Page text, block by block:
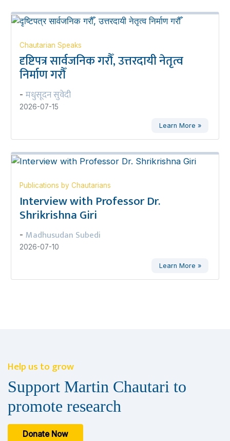
Chautarian Speaks
दृष्टिपत्र सार्वजनिक गरौँ, उत्तरदायी नेतृत्व
निर्माण गरौँ
- मधुसूदन सुवेदी
2026-07-15
Learn More »
Publications by Chautarians
Interview with Professor Dr.
Shrikrishna Giri
- Madhusudan Subedi
2026-07-10
Learn More »
Help us to grow
Support Martin Chautari to
promote research
Donate Now